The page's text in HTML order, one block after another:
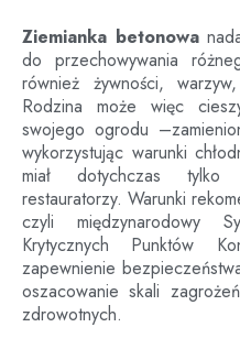
Ziemianka betonowa
do przechowywania
również żywności,
Rodzina może więc
swojego ogrodu
wykorzystując warunki
miał dotychczas tylko
restauratorzy. Warunki
czyli międzynarodowy
Krytycznych Punktów
zapewnienie
oszacowanie skali
zdrowotnych.